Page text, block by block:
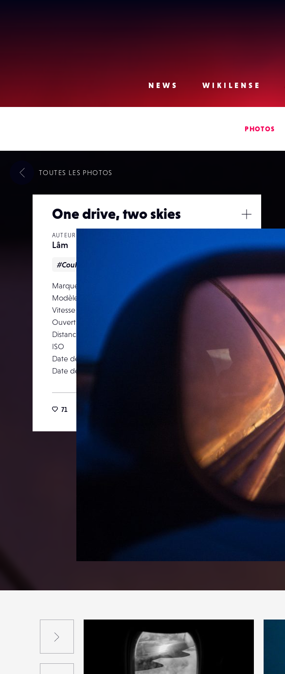
NEWS
WIKILENSE
PHOTOS
One drive, two skies
AUTEUR
Lâm
#Couleur
Marque
FUJIFILM
Modèle
FinePix X100
Vitesse d’obturation
1/125
Ouverture
Distance focale
ISO
Date de prise de vue
05 août 2011
Date de publication
71
/
TOUTES LES PHOTOS